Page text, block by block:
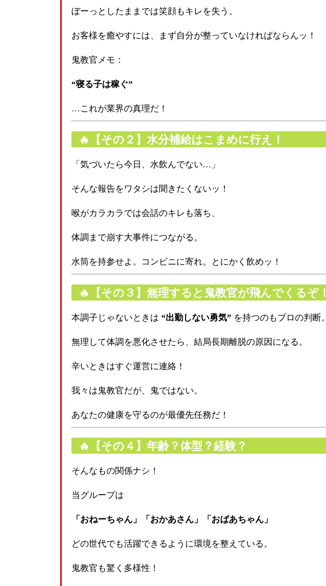
ぼーっとしたままでは笑顔もキレを失う。
お客様を癒やすには、まず自分が整っていなければならんッ！
鬼教官メモ：
“寝る子は稼ぐ”
…これが業界の真理だ！
🔥【その２】水分補給はこまめに行え！
「気づいたら今日、水飲んでない…」
そんな報告をワタシは聞きたくないッ！
喉がカラカラでは会話のキレも落ち、
体調まで崩す大事件につながる。
水筒を持参せよ。コンビニに寄れ。とにかく飲めッ！
🔥【その３】無理すると鬼教官が飛んでくるぞ！
本調子じゃないときは “出勤しない勇気” を持つのもプロの判断。
無理して体調を悪化させたら、結局長期離脱の原因になる。
辛いときはすぐ運営に連絡！
我々は鬼教官だが、鬼ではない。
あなたの健康を守るのが最優先任務だ！
🔥【その４】年齢？体型？経験？
そんなもの関係ナシ！
当グループは
「おねーちゃん」「おかあさん」「おばあちゃん」
どの世代でも活躍できるように環境を整えている。
鬼教官も驚く多様性！